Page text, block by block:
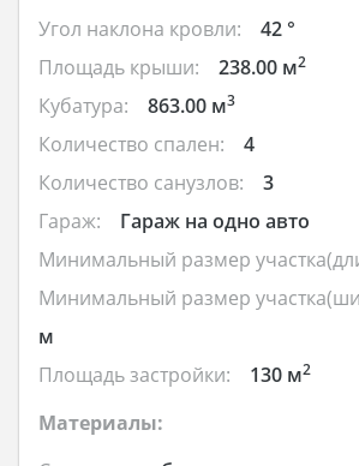
Угол наклона кровли:
42 °
Площадь крыши:
238.00 м2
Кубатура: 863.00 м3
Количество спален:
4
Количество санузлов:
3
Гараж:
Гараж на одно авто
Минимальный размер
Минимальный размер
м
Площадь застройки:
130 м2
Материалы: